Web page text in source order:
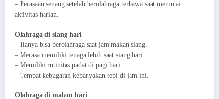
– Perasaan senang setelah berolahraga terbawa saat memulai
aktivitas harian.
Olahraga di siang hari
– Hanya bisa berolahraga saat jam makan siang.
– Merasa memiliki tenaga lebih saat siang hari.
– Memiliki rutinitas padat di pagi hari.
– Tempat kebugaran kebanyakan sepi di jam ini.
Olahraga di malam hari